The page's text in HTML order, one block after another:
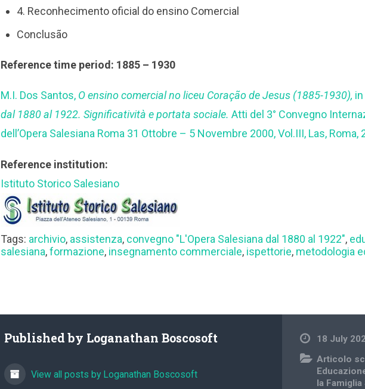
4. Reconhecimento oficial do ensino Comercial
Conclusão
Reference time period: 1885 – 1930
M.I. Dos Santos, O ensino comercial no liceu Coração de Jesus (1885-1930),
dal 1880 al 1922. Significatività e portata sociale. Atti del 3° Convegno
dell’Opera Salesiana Roma 31 Ottobre – 5 Novembre 2000, Vol.III, Las, Roma,
Reference institution:
Istituto Storico Salesiano
Tags: archivio, assistenza, convegno "L'Opera Salesiana dal 1880 al 1922",
salesiana,formazione, insegnamento commerciale, ispettorie, metodologia
Published by Loganathan Boscosoft
View all posts by Loganathan Boscosoft
18 July
Articolo
la Famiglia